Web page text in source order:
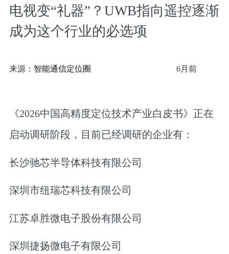
电视变“礼器”？UWB指向遥控逐渐
成为这个行业的必选项
来源： 智能通信定位圈 6月前
《2026中国高精度定位技术产业白皮书》 正在
启动调研阶段，目前已经调研的企业有：
长沙驰芯半导体科技有限公司
深圳市纽瑞芯科技有限公司
江苏卓胜微电子股份有限公司
深圳捷扬微电子有限公司